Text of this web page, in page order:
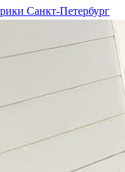
Санкт-Петербург